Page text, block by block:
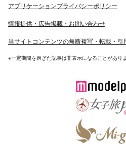
アプリケーションプライバシーポリシー
情報提供・広告掲載・お問い合わせ
当サイトコンテンツの無断複写・転載・引
※一定期間を過ぎた記事は非表示になることがあり